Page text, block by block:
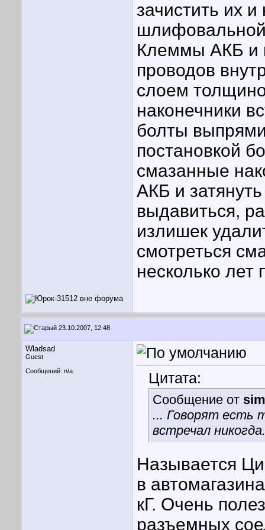
зачистить их
Клеммы АКБ и
проводов
слоем
наконечники
болты
постановкой
смазанные
АКБ и
выдавиться,
излишек
смотреться
несколько
23.10.2007, 12:48
Wladsad
Guest
Сообщений: n/a
Цитата:
Сообщение от
... Говорят есть
встречал никогда.
Называется
в
кГ. Очень
разъемных